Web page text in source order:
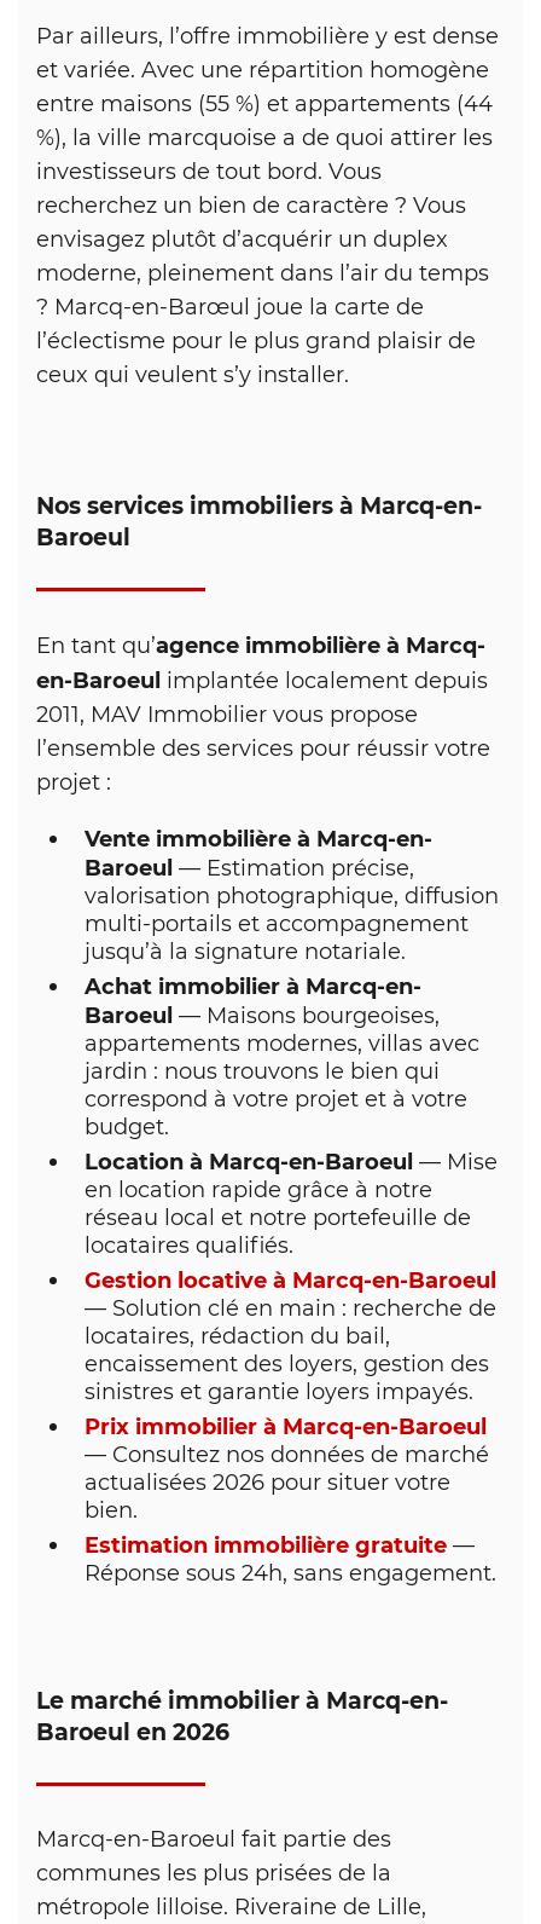
Par ailleurs, l’offre immobilière y est dense
et variée. Avec une répartition homogène
entre maisons (55 %) et appartements (44
%), la ville marcquoise a de quoi attirer les
investisseurs de tout bord. Vous
recherchez un bien de caractère ? Vous
envisagez plutôt d’acquérir un duplex
moderne, pleinement dans l’air du temps
? Marcq-en-Barœul joue la carte de
l’éclectisme pour le plus grand plaisir de
ceux qui veulent s’y installer.
Nos services immobiliers à Marcq-en-
Baroeul
En tant qu’agence immobilière à Marcq-
en-Baroeul implantée localement depuis
2011, MAV Immobilier vous propose
l’ensemble des services pour réussir votre
projet :
Vente immobilière à Marcq-en-
Baroeul — Estimation précise,
valorisation photographique, diffusion
multi-portails et accompagnement
jusqu’à la signature notariale.
Achat immobilier à Marcq-en-
Baroeul — Maisons bourgeoises,
appartements modernes, villas avec
jardin : nous trouvons le bien qui
correspond à votre projet et à votre
budget.
Location à Marcq-en-Baroeul — Mise
en location rapide grâce à notre
réseau local et notre portefeuille de
locataires qualifiés.
Gestion locative à Marcq-en-Baroeul
— Solution clé en main : recherche de
locataires, rédaction du bail,
encaissement des loyers, gestion des
sinistres et garantie loyers impayés.
Prix immobilier à Marcq-en-Baroeul
— Consultez nos données de marché
actualisées 2026 pour situer votre
bien.
Estimation immobilière gratuite —
Réponse sous 24h, sans engagement.
Le marché immobilier à Marcq-en-
Baroeul en 2026
Marcq-en-Baroeul fait partie des
communes les plus prisées de la
métropole lilloise. Riveraine de Lille,